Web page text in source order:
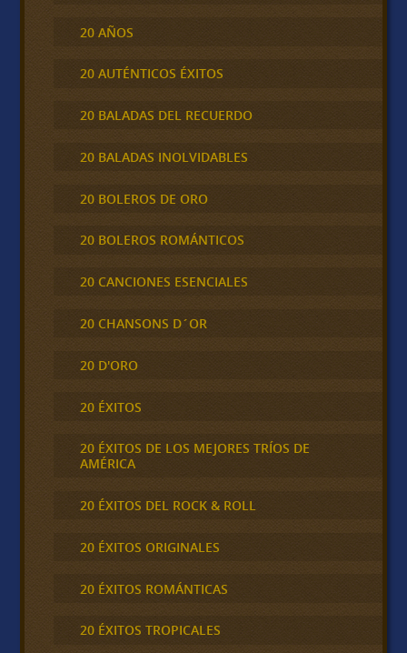
20 AÑOS
20 AUTÉNTICOS ÉXITOS
20 BALADAS DEL RECUERDO
20 BALADAS INOLVIDABLES
20 BOLEROS DE ORO
20 BOLEROS ROMÁNTICOS
20 CANCIONES ESENCIALES
20 CHANSONS D´OR
20 D'ORO
20 ÉXITOS
20 ÉXITOS DE LOS MEJORES TRÍOS DE
AMÉRICA
20 ÉXITOS DEL ROCK & ROLL
20 ÉXITOS ORIGINALES
20 ÉXITOS ROMÁNTICAS
20 ÉXITOS TROPICALES